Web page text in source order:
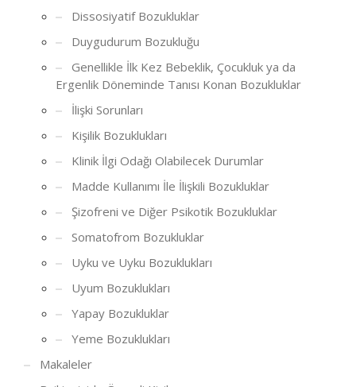
Dissosiyatif Bozukluklar
Duygudurum Bozukluğu
Genellikle İlk Kez Bebeklik, Çocukluk ya da
Ergenlik Döneminde Tanısı Konan Bozukluklar
İlişki Sorunları
Kişilik Bozuklukları
Klinik İlgi Odağı Olabilecek Durumlar
Madde Kullanımı İle İlişkili Bozukluklar
Şizofreni ve Diğer Psikotik Bozukluklar
Somatofrom Bozukluklar
Uyku ve Uyku Bozuklukları
Uyum Bozuklukları
Yapay Bozukluklar
Yeme Bozuklukları
Makaleler